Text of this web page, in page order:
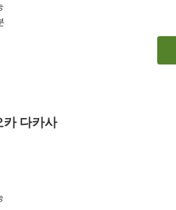
카 다카사